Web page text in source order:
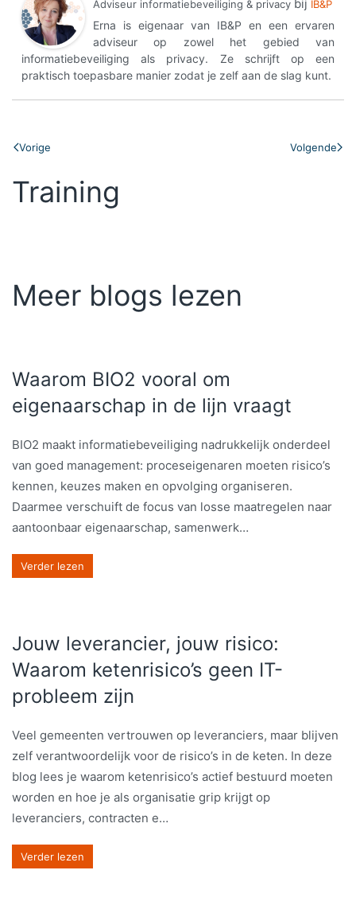
Adviseur informatiebeveiliging & privacy bij IB&P
Erna is eigenaar van IB&P en een ervaren
adviseur op zowel het gebied van
informatiebeveiliging als privacy. Ze schrijft op een
praktisch toepasbare manier zodat je zelf aan de slag kunt.
Vorige Volgende
Training
Vraag
organiseren!
Meer blogs lezen
Waarom BIO2 vooral om
eigenaarschap in de lijn vraagt
BIO2 maakt informatiebeveiliging nadrukkelijk onderdeel
van goed management: proceseigenaren moeten risico’s
kennen, keuzes maken en opvolging organiseren.
Daarmee verschuift de focus van losse maatregelen naar
aantoonbaar eigenaarschap, samenwerk…
Verder lezen
Jouw leverancier, jouw risico:
Waarom ketenrisico’s geen IT-
probleem zijn
Veel gemeenten vertrouwen op leveranciers, maar blijven
zelf verantwoordelijk voor de risico’s in de keten. In deze
blog lees je waarom ketenrisico’s actief bestuurd moeten
worden en hoe je als organisatie grip krijgt op
leveranciers, contracten e…
Verder lezen